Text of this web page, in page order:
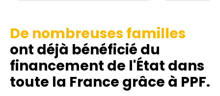
De nombreuses familles
ont déjà bénéficié du
financement de l'État dans
toute la France grâce à PPF.